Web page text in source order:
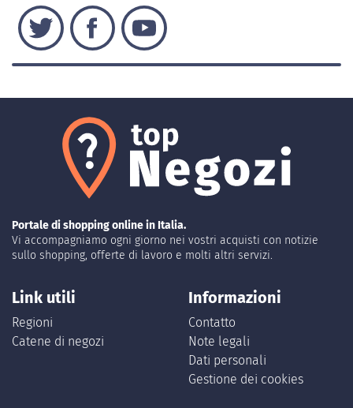
Portale di shopping online in Italia.
Vi accompagniamo ogni giorno nei vostri acquisti con notizie
sullo shopping, offerte di lavoro e molti altri servizi.
Link utili
Regioni
Catene di negozi
Informazioni
Contatto
Note legali
Dati personali
Gestione dei cookies